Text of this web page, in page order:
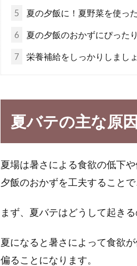
5 夏の夕飯に！夏野菜を使っ
6 夏の夕飯のおかずにぴった
7 栄養補給をしっかりしまし
夏バテの主な原
夏場は暑さによる食欲の低下
夕飯のおかずを工夫すること
まず、夏バテはどうして起き
夏になると暑さによって食欲
偏ることになります。